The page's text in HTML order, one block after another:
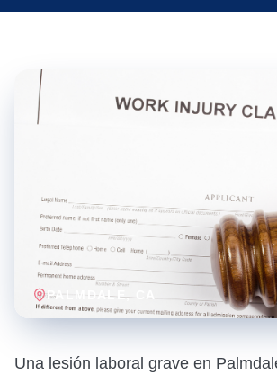
PALMDALE, CA
Una lesión laboral grave en